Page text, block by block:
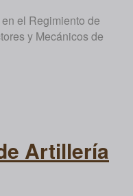
el Regimiento de
y Mecánicos de
Artillería